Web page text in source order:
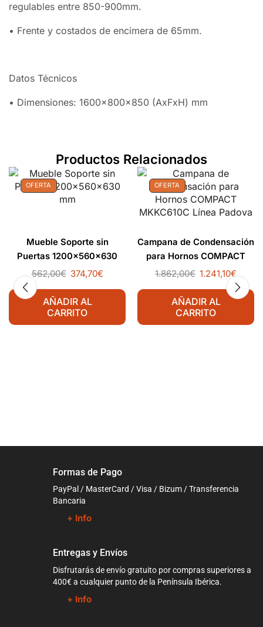
regulables entre 850-900mm.
• Frente y costados de encimera de 65mm.
Datos Técnicos
• Dimensiones: 1600x800x850 (AxFxH) mm
Productos Relacionados
OFERTA
Mueble Soporte sin
Puertas 1200x560x630
mm
562,00€ 374,70€
AÑADIR AL
CARRITO
OFERTA
Campana de Condensación
para Hornos COMPACT
MKKC610C Línea Padova
1.862,00€ 1.241,10€
AÑADIR AL
CARRITO
Formas de Pago
PayPal / MasterCard / Visa / Bizum / Transferencia
Bancaria
+ Info
Entregas y Envíos
Disfrutarás de envío gratuito por compras superiores a
400€ a cualquier punto de la Península Ibérica.
+ Info